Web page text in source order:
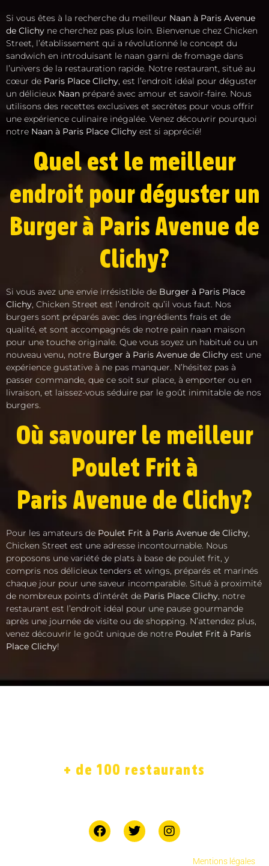
Si vous êtes à la recherche du meilleur Naan à Paris Avenue
de Clichy ne cherchez pas plus loin. Bienvenue chez Chicken
Street, l’établissement qui a révolutionné le concept du
sandwich en introduisant le naan garni de fromage dans
l’univers de la restauration rapide. Notre restaurant, situé au
cœur de Paris Place Clichy , est l’endroit idéal pour déguster
un délicieux Naan préparé avec amour et savoir-faire. Nous
utilisons des recettes exclusives et secrètes pour vous offrir
une expérience culinaire inégalée. Venez découvrir pourquoi
notre Naan à Paris Place Clichy est si apprécié!
Quel est le meilleur
endroit pour déguster un
Burger à Paris Avenue de
Clichy?
Si vous avez une envie irrésistible de Burger à Paris Place
Clichy, Chicken Street est l’endroit qu’il vous faut. Nos
burgers sont préparés avec des ingrédients frais et de
qualité, et sont accompagnés de notre pain naan maison
pour une touche originale. Que vous soyez un habitué ou un
nouveau venu, notre Burger à Paris Avenue de Clichy est une
expérience gustative à ne pas manquer. N’hésitez pas à
passer commande, que ce soit sur place, à emporter ou en
livraison, et laissez-vous séduire par le goût inimitable de nos
burgers.
Où savourer le meilleur
Poulet Frit à
Paris Avenue de Clichy?
Pour les amateurs de Poulet Frit à Paris Avenue de Clichy,
Chicken Street est une adresse incontournable. Nous
proposons une variété de plats à base de poulet frit, y
compris nos délicieux tenders et wings, préparés et marinés
chaque jour pour une saveur incomparable. Situé à proximité
de nombreux points d’intérêt de Paris Place Clichy, notre
restaurant est l’endroit idéal pour une pause gourmande
après une journée de visite ou de shopping. N’attendez plus,
venez découvrir le goût unique de notre Poulet Frit à Paris
Place Clichy!
+ de 100 restaurants
Mentions légales